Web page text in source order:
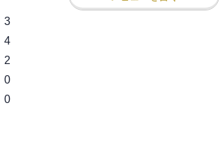
3
4
2
0
0